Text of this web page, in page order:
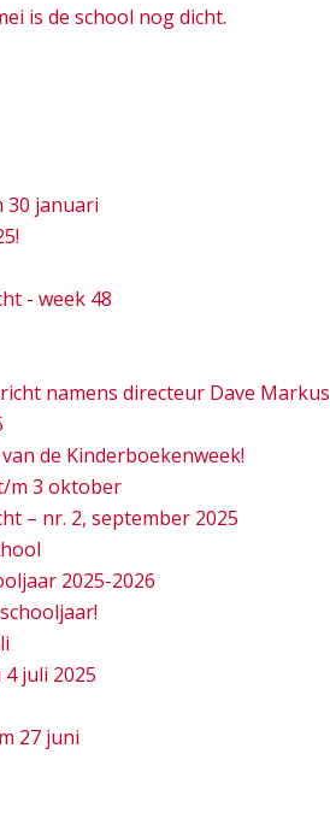
is de school nog dicht.
30 januari
- week 48
namens directeur Dave Markus
de Kinderboekenweek!
m 3 oktober
– nr. 2, september 2025
2025-2026
juli 2025
27 juni